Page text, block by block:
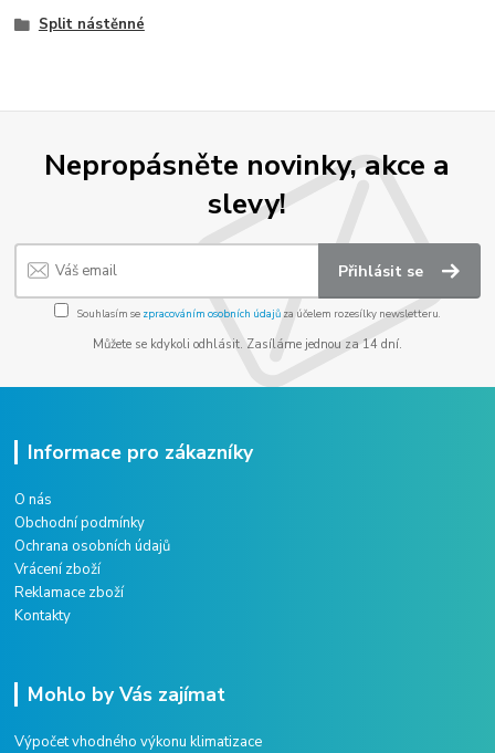
Split nástěnné
Nepropásněte novinky, akce a
slevy!
Přihlásit se
Souhlasím se zpracováním osobních údajů za účelem rozesílky newsletteru.
Můžete se kdykoli odhlásit. Zasíláme jednou za 14 dní.
Informace pro zákazníky
O nás
Obchodní podmínky
Ochrana osobních údajů
Vrácení zboží
Reklamace zboží
Kontakty
Mohlo by Vás zajímat
Výpočet vhodného výkonu klimatizace